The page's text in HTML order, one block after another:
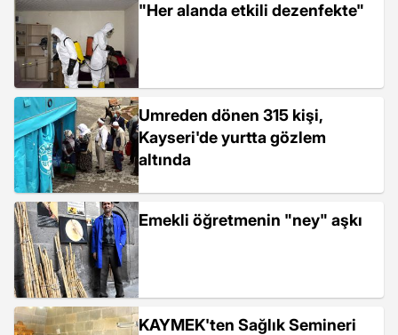
"Her alanda etkili dezenfekte"
Umreden dönen 315 kişi,
Kayseri'de yurtta gözlem
altında
Emekli öğretmenin "ney" aşkı
KAYMEK'ten Sağlık Semineri